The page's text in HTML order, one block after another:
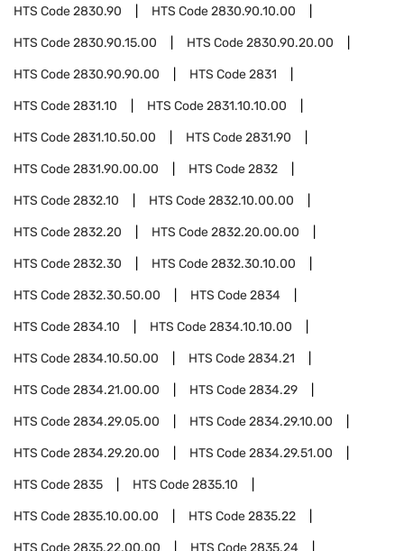
HTS Code2830.90 HTS Code2830.90.10.00
HTS Code2830.90.15.00 HTS Code2830.90.20.00
HTS Code2830.90.90.00 HTS Code2831
HTS Code2831.10 HTS Code2831.10.10.00
HTS Code2831.10.50.00 HTS Code2831.90
HTS Code2831.90.00.00 HTS Code2832
HTS Code2832.10 HTS Code2832.10.00.00
HTS Code2832.20 HTS Code2832.20.00.00
HTS Code2832.30 HTS Code2832.30.10.00
HTS Code2832.30.50.00 HTS Code2834
HTS Code2834.10 HTS Code2834.10.10.00
HTS Code2834.10.50.00 HTS Code2834.21
HTS Code2834.21.00.00 HTS Code2834.29
HTS Code2834.29.05.00 HTS Code2834.29.10.00
HTS Code2834.29.20.00 HTS Code2834.29.51.00
HTS Code2835 HTS Code2835.10
HTS Code2835.10.00.00 HTS Code2835.22
HTS Code 2835.22.00.00 HTS Code 2835.24